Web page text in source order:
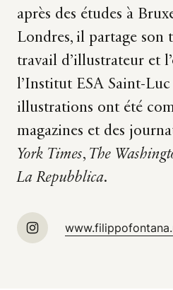
après des études à
Londres, il partage son
travail d’illustrateur et
l’Institut ESA Saint-Luc
illustrations ont été
magazines et des
York Times, The
La Repubblica.